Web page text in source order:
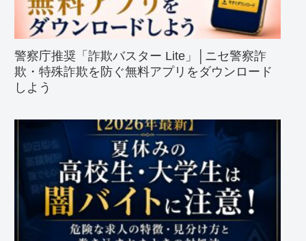
警察庁推奨「詐欺バスター Lite」│ニセ警察詐
欺・特殊詐欺を防ぐ無料アプリをダウンロード
しよう